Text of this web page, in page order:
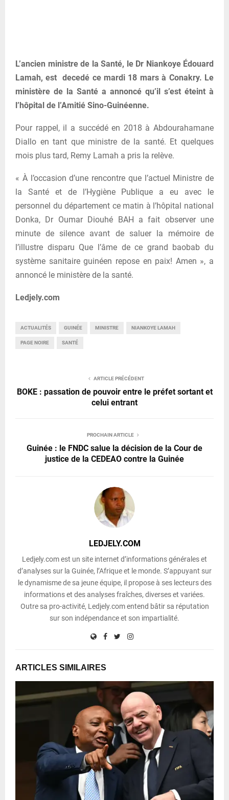
L’ancien ministre de la Santé, le Dr Niankoye Édouard
Lamah, est decedé ce mardi 18 mars à Conakry. Le
ministère de la Santé a annoncé qu’il s’est éteint à
l’hôpital de l’Amitié Sino-Guinéenne.
Pour rappel, il a succédé en 2018 à Abdourahamane
Diallo en tant que ministre de la santé. Et quelques
mois plus tard, Remy Lamah a pris la relève.
« À l’occasion d’une rencontre que l’actuel Ministre de
la Santé et de l’Hygiène Publique a eu avec le
personnel du département ce matin à l’hôpital national
Donka, Dr Oumar Diouhé BAH a fait observer une
minute de silence avant de saluer la mémoire de
l’illustre disparu Que l’âme de ce grand baobab du
système sanitaire guinéen repose en paix! Amen », a
annoncé le ministère de la santé.
Ledjely.com
ACTUALITÉS GUINÉE MINISTRE NIANKOYE LAMAH
PAGE NOIRE SANTÉ
ARTICLE PRÉCÉDENT
BOKE : passation de pouvoir entre le préfet sortant et
celui entrant
PROCHAIN ARTICLE
Guinée : le FNDC salue la décision de la Cour de
justice de la CEDEAO contre la Guinée
LEDJELY.COM
Ledjely.com est un site internet d’informations générales et
d’analyses sur la Guinée, l’Afrique et le monde. S’appuyant sur
le dynamisme de sa jeune équipe, il propose à ses lecteurs des
informations et des analyses fraîches, diverses et variées.
Outre sa pro-activité, Ledjely.com entend bâtir sa réputation
sur son indépendance et son impartialité.
ARTICLES SIMILAIRES